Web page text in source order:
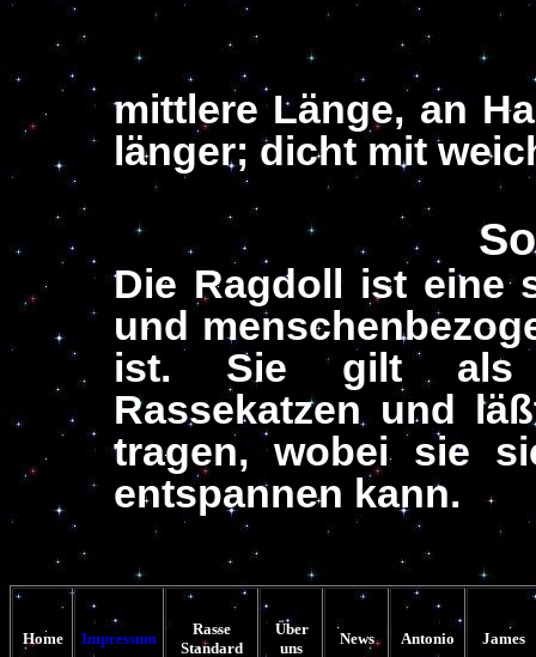
mittlere Länge, an
länger; dicht mit
Die Ragdoll ist eine
und
ist. Sie gilt als
Rassekatzen und
tragen, wobei sie
entspannen kann.
Home Impressum
Rasse
Standard
Über
uns
News Antonio James